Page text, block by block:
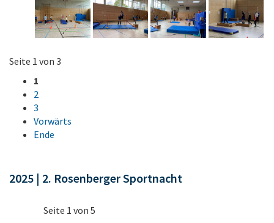
Seite 1 von 3
1
2
3
Vorwärts
Ende
2025 | 2. Rosenberger Sportnacht
Seite 1 von 5